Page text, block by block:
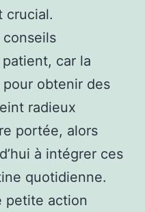
crucial.
car la
obtenir des
radieux
portée, alors
à intégrer ces
quotidienne.
petite action